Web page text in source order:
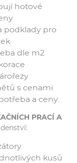
hotové
podklady pro
dle m2
s cenami
a ceny
PRACÍ A
kusů